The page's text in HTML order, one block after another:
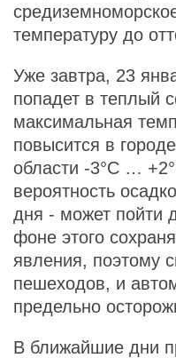
температуру до
Уже завтра, 23
попадет в теплый
максимальная
повысится в
области -3°С …
вероятность
дня - может пойти
фоне этого
явления, поэтому
пешеходов, и
предельно
В ближайшие дни